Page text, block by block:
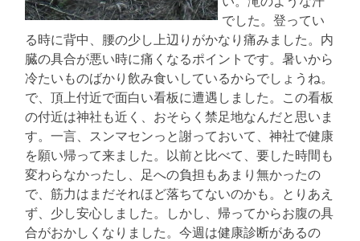
でした。登ってい
る時に背中、腰の少し上辺りがかなり痛みました。内
臓の具合が悪い時に痛くなるポイントです。暑いから
冷たいものばかり飲み食いしているからでしょうね。
で、頂上付近で面白い看板に遭遇しました。この看板
の付近は神社も近く、おそらく禁足地なんだと思いま
す。一言、スンマセンっと謝っておいて、神社で健康
を願い帰って来ました。以前と比べて、要した時間も
変わらなかったし、足への負担もあまり無かったの
で、筋力はまだそれほど落ちてないのかも。とりあえ
ず、少し安心しました。しかし、帰ってからお腹の具
合がおかしくなりました。今週は健康診断があるの